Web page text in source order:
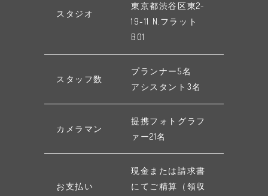
スタジオ
東京都渋谷区東2-
19-11 N.フラット
B01
スタッフ数
プランナー5名
アシスタント3名
カメラマン
提携フォトグラフ
ァー21名
お支払い
現金または請求書
にてご精算（領収